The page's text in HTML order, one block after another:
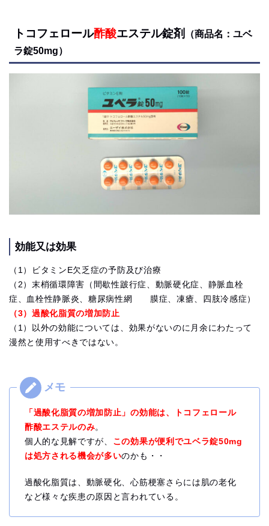
トコフェロール酢酸エステル錠剤
（商品名：ユベ
ラ錠50mg）
効能又は効果
（1）ビタミンE欠乏症の予防及び治療
（2）末梢循環障害（間歇性跛行症、動脈硬化症、静脈血栓
症、血栓性静脈炎、糖尿病性網 膜症、凍瘡、四肢冷感症）
（3）過酸化脂質の増加防止
（1）以外の効能については、効果がないのに月余にわたって
漫然と使用すべきではない。
「過酸化脂質の増加防止」の効能は、トコフェロール
酢酸エステルのみ。
個人的な見解ですが、 この効果が便利でユベラ錠50mg
は処方される機会が多いのかも・・
過酸化脂質は、動脈硬化、心筋梗塞さらには肌の老化
など様々な疾患の原因と言われている。